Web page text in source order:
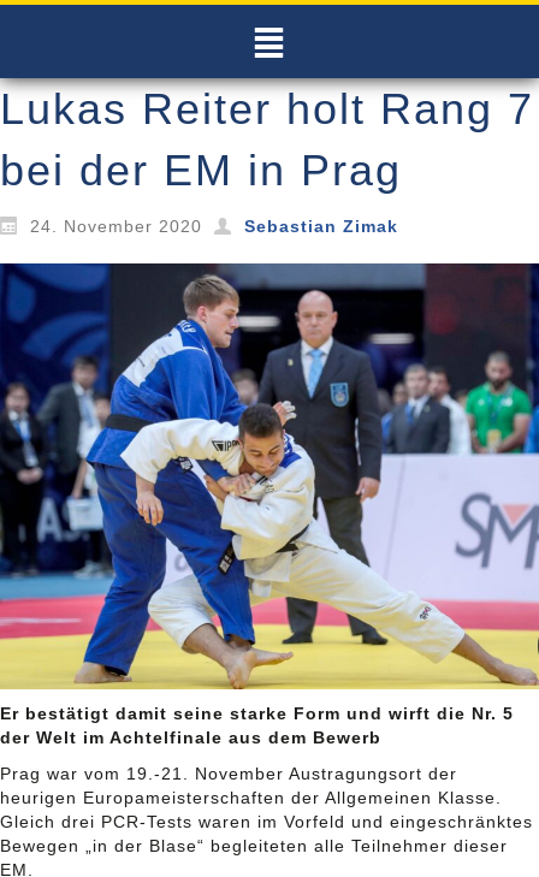
Lukas Reiter holt Rang 7
bei der EM in Prag
24. November 2020 Sebastian Zimak
Er bestätigt damit seine starke Form und wirft die Nr. 5
der Welt im Achtelfinale aus dem Bewerb
Prag war vom 19.-21. November Austragungsort der
heurigen Europameisterschaften der Allgemeinen Klasse.
Gleich drei PCR-Tests waren im Vorfeld und eingeschränktes
Bewegen „in der Blase“ begleiteten alle Teilnehmer dieser
EM.